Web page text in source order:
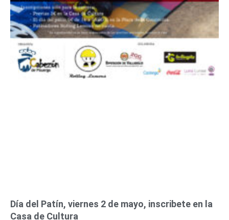
Día del Patín, viernes 2 de mayo, inscribete en la
Casa de Cultura